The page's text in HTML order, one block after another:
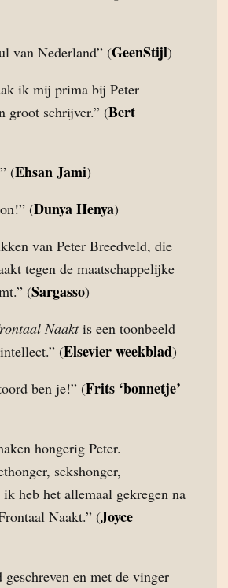
van Nederland” (GeenStijl)
ik mij prima bij Peter
groot schrijver.” (Bert
(Ehsan Jami)
(Dunya Henya)
van Peter Breedveld, die
tegen de maatschappelijke
(Sargasso)
Naaktis een toonbeeld
(Elsevier weekblad)
ben je!” (Frits ‘bonnetje’
hongerig Peter.
sekshonger,
ik heb het allemaal gekregen na
Naakt.” (Joyce
en met de vinger